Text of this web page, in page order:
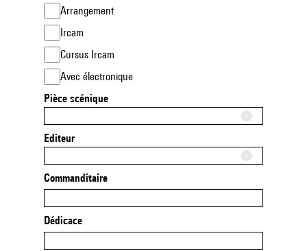
Arrangement
Ircam
Cursus Ircam
Avec électronique
Pièce scénique
Editeur
Commanditaire
Dédicace